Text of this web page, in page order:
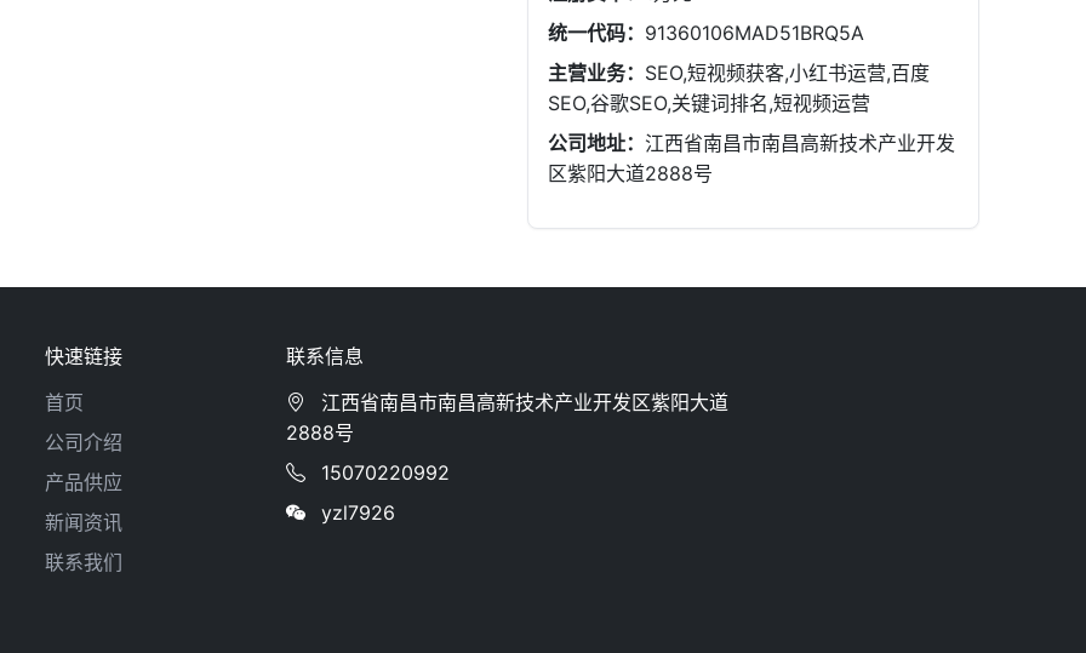
统一代码： 91360106MAD51BRQ5A
主营业务： SEO,短视频获客,小红书运营,百度
SEO,谷歌SEO,关键词排名,短视频运营
公司地址： 江西省南昌市南昌高新技术产业开发
区紫阳大道2888号
快速链接
首页
公司介绍
产品供应
新闻资讯
联系我们
联系信息
江西省南昌市南昌高新技术产业开发区紫阳大道
2888号
15070220992
yzl7926